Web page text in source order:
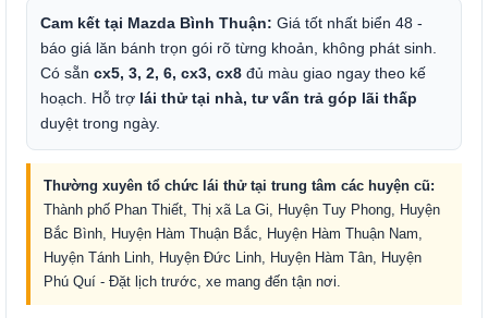
Cam kết tại Mazda Bình Thuận: Giá tốt nhất biển 48 -
báo giá lăn bánh trọn gói rõ từng khoản, không phát sinh.
Có sẵn cx5, 3, 2, 6, cx3, cx8 đủ màu giao ngay theo kế
hoạch. Hỗ trợ lái thử tại nhà, tư vấn trả góp lãi thấp
duyệt trong ngày.
Thường xuyên tổ chức lái thử tại trung tâm các huyện cũ:
Thành phố Phan Thiết, Thị xã La Gi, Huyện Tuy Phong, Huyện
Bắc Bình, Huyện Hàm Thuận Bắc, Huyện Hàm Thuận Nam,
Huyện Tánh Linh, Huyện Đức Linh, Huyện Hàm Tân, Huyện
Phú Quí - Đặt lịch trước, xe mang đến tận nơi.